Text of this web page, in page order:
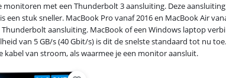
monitoren met een Thunderbolt 3 aansluiting. Deze
een stuk sneller. MacBook Pro vanaf 2016 en MacBook Air
aansluiting. MacBook of een Windows laptop
van 5 GB/s (40 Gbit/s) is dit de snelste standaard tot nu
kabel van stroom, als waarmee je een monitor aansluit.